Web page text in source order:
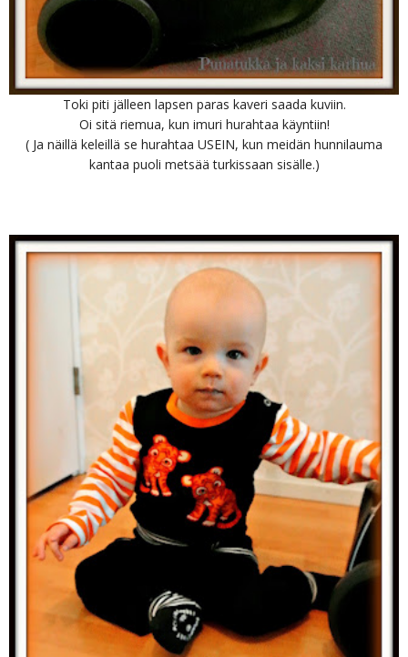
Toki piti jälleen lapsen paras kaveri saada kuviin.
Oi sitä riemua, kun imuri hurahtaa käyntiin!
( Ja näillä keleillä se hurahtaa USEIN, kun meidän hunnilauma
kantaa puoli metsää turkissaan sisälle.)